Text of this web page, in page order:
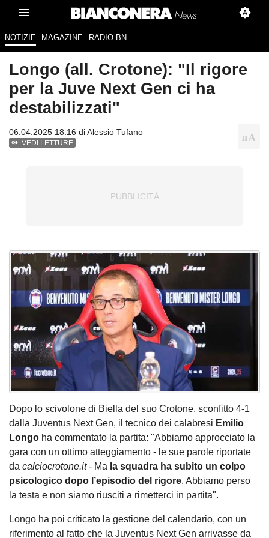
NOTIZIE MAGAZINE RADIO BN
Longo (all. Crotone): "Il rigore
per la Juve Next Gen ci ha
destabilizzati"
06.04.2025 18:16 diAlessio Tufano
VEDI LETTURE
Dopo lo scivolone di Biella del suo Crotone, sconfitto 4-1
dalla Juventus Next Gen, il tecnico dei calabresi Emilio
Longo ha commentato la partita: "Abbiamo approcciato la
gara con un ottimo atteggiamento - le sue parole riportate
da calciocrotone.it- Ma la squadra ha subito un colpo
psicologico dopo l’episodio del rigore. Abbiamo perso
la testa e non siamo riusciti a rimetterci in partita".
Longo ha poi criticato la gestione del calendario, con un
riferimento al fatto che la Juventus Next Gen arrivasse da